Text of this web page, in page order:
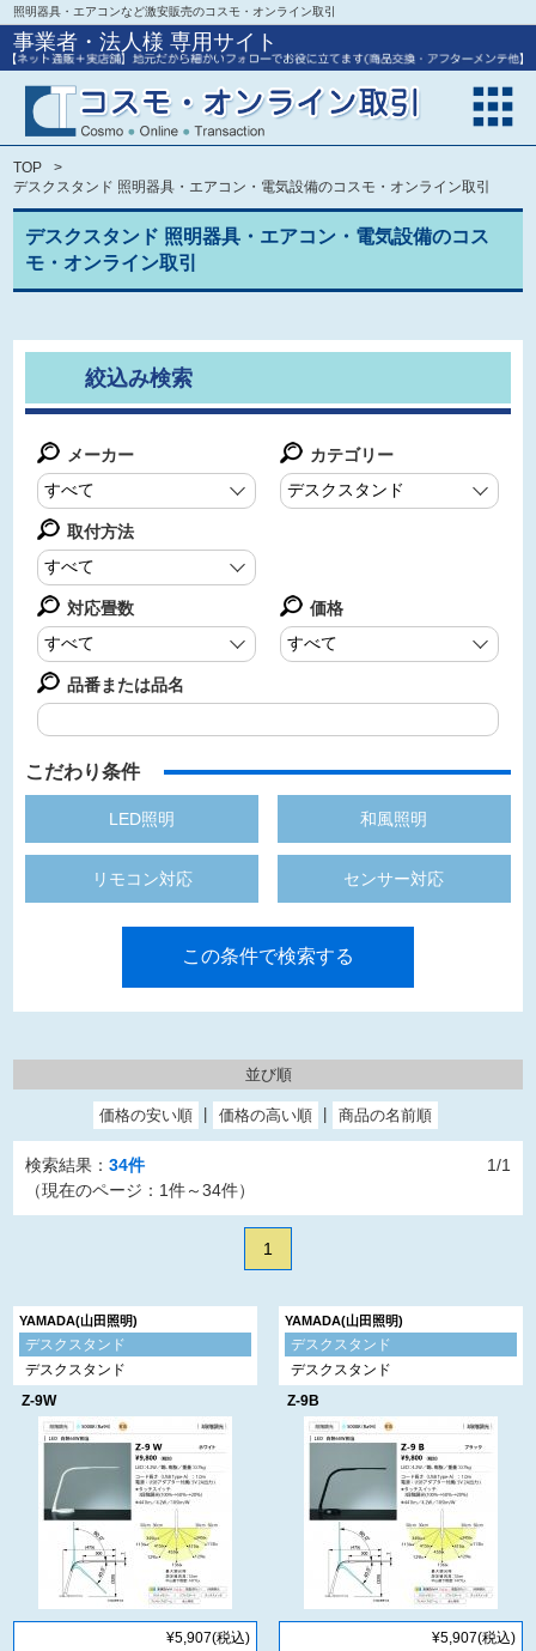
照明器具・エアコンなど激安販売のコスモ・オンライン取引
事業者・法人様 専用サイト
TOP
デスクスタンド 照明器具・エアコン・電気設備のコスモ・オンライン取引
デスクスタンド 照明器具・エアコン・電気設備のコス
モ・オンライン取引
絞込み検索
メーカー カテゴリー
取付方法
対応畳数 価格
品番または品名
こだわり条件
LED照明 和風照明
リモコン対応 センサー対応
並び順
検索結果：34件
（現在のページ：1件～34件）
1/1
1
YAMADA(山田照明)
デスクスタンド
デスクスタンド
Z-9W
¥5,907(税込)
YAMADA(山田照明)
デスクスタンド
デスクスタンド
Z-9B
¥5,907(税込)